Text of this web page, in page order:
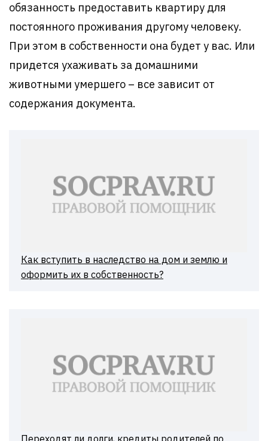
обязанность предоставить квартиру для
постоянного проживания другому человеку.
При этом в собственности она будет у вас. Или
придется ухаживать за домашними
животными умершего – все зависит от
содержания документа.
Как вступить в наследство на дом и землю и
оформить их в собственность?
Переходят ли долги, кредиты родителей по